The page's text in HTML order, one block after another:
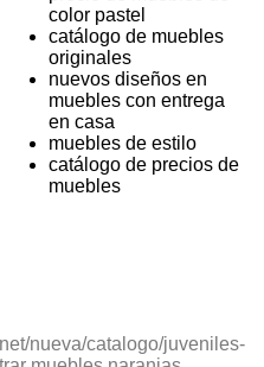
color pastel
catálogo de muebles
originales
nuevos diseños en
muebles con entrega
en casa
muebles de estilo
catálogo de precios de
muebles